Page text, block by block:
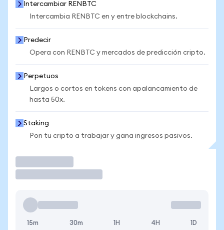
Intercambiar RENBTC
Intercambia RENBTC en y entre blockchains.
Predecir
Opera con RENBTC y mercados de predicción cripto.
Perpetuos
Largos o cortos en tokens con apalancamiento de
hasta 50x.
Staking
Pon tu cripto a trabajar y gana ingresos pasivos.
15m 30m 1H 4H 1D